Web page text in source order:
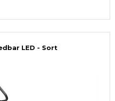
LED - Sort